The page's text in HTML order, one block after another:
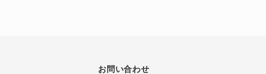
お問い合わせ